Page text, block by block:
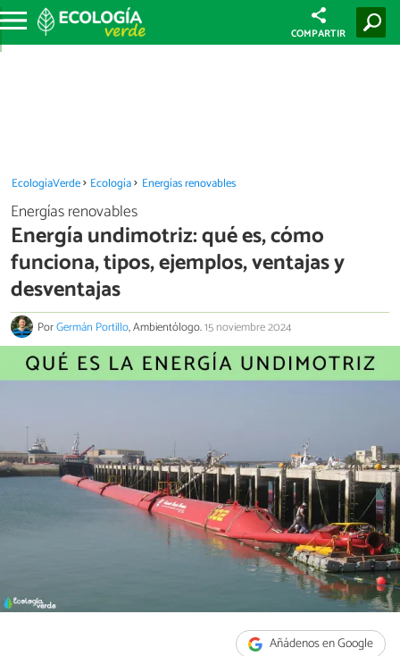
COMPARTIR
EcologíaVerde Ecología Energías renovables
Energías renovables
Energía undimotriz: qué es, cómo
funciona, tipos, ejemplos, ventajas y
desventajas
PorGermán Portillo, Ambientólogo.15 noviembre 2024
Añádenos en Google